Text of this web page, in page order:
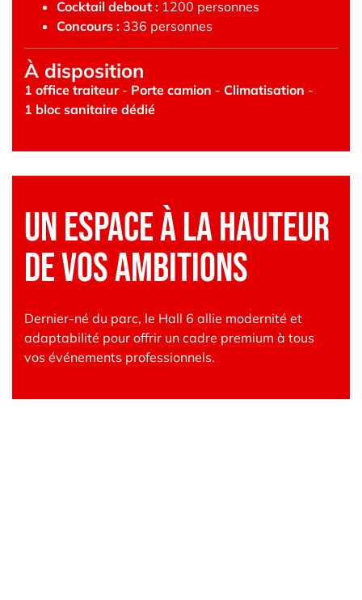
Cocktail debout : 1200 personnes
Concours : 336 personnes
À disposition
1 office traiteur - Porte camion - Climatisation -
1 bloc sanitaire dédié
Un espace à la hauteur
de vos ambitions
Dernier-né du parc, le Hall 6 allie modernité et
adaptabilité pour offrir un cadre premium à tous
vos événements professionnels.